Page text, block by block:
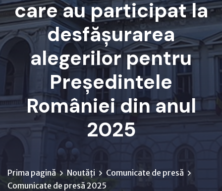
care au participat la
desfășurarea
alegerilor pentru
Președintele
României din anul
2025
Prima pagină Noutăți
Comunicate de presă
Comunicate de presă 2025